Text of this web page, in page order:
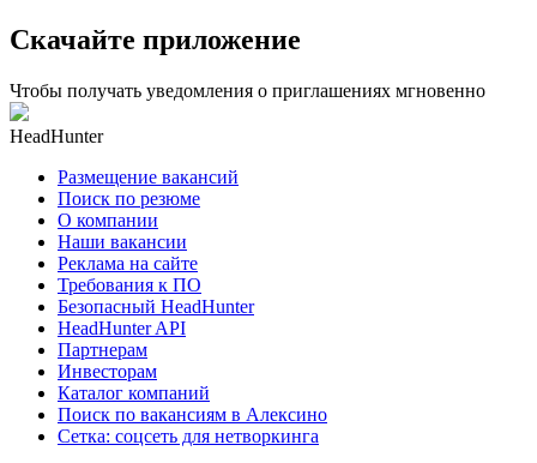
Скачайте приложение
Чтобы получать уведомления о приглашениях мгновенно
HeadHunter
Размещение вакансий
Поиск по резюме
О компании
Наши вакансии
Реклама на сайте
Требования к ПО
Безопасный HeadHunter
HeadHunter API
Партнерам
Инвесторам
Каталог компаний
Поиск по вакансиям в Алексино
Сетка: соцсеть для нетворкинга